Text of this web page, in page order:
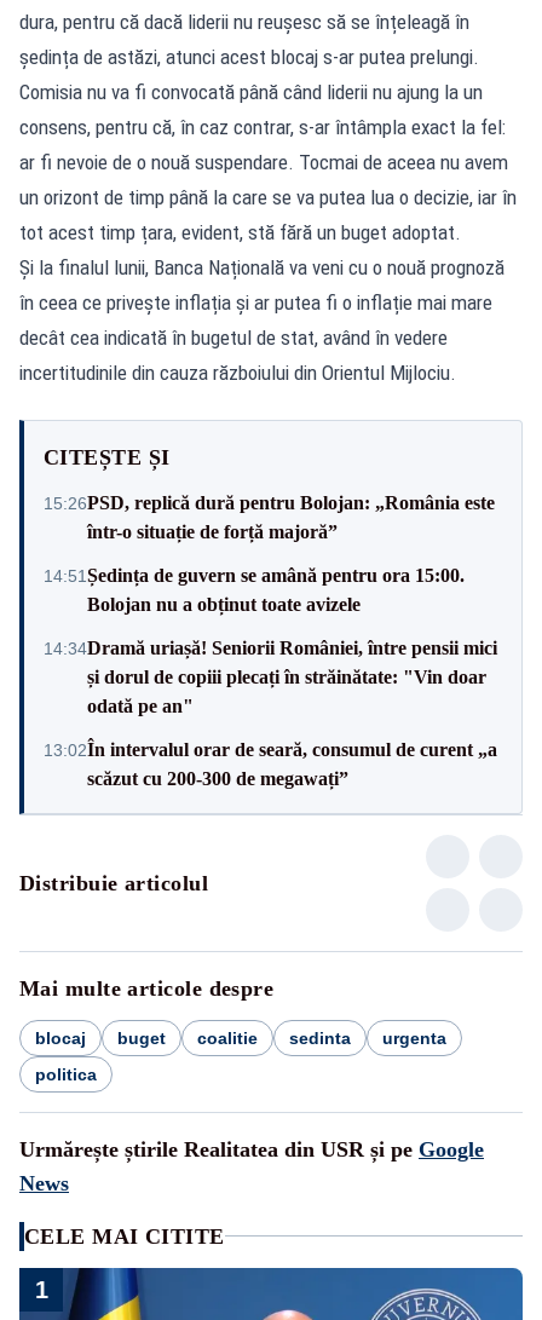
dura, pentru că dacă liderii nu reușesc să se înțeleagă în
ședința de astăzi, atunci acest blocaj s-ar putea prelungi.
Comisia nu va fi convocată până când liderii nu ajung la un
consens, pentru că, în caz contrar, s-ar întâmpla exact la fel:
ar fi nevoie de o nouă suspendare. Tocmai de aceea nu avem
un orizont de timp până la care se va putea lua o decizie, iar în
tot acest timp țara, evident, stă fără un buget adoptat.
Și la finalul lunii, Banca Națională va veni cu o nouă prognoză
în ceea ce privește inflația și ar putea fi o inflație mai mare
decât cea indicată în bugetul de stat, având în vedere
incertitudinile din cauza războiului din Orientul Mijlociu.
CITEȘTE ȘI
15:26PSD, replică dură pentru Bolojan: „România este
într-o situație de forță majoră”
14:51Ședința de guvern se amână pentru ora 15:00.
Bolojan nu a obținut toate avizele
14:34Dramă uriașă! Seniorii României, între pensii mici
și dorul de copiii plecați în străinătate: "Vin doar
odată pe an"
13:02În intervalul orar de seară, consumul de curent „a
scăzut cu 200-300 de megawați”
Distribuie articolul
Mai multe articole despre
blocaj buget coalitie sedinta
urgenta
politica
Urmărește știrile Realitatea din USR și pe Google
News
CELE MAI CITITE
1